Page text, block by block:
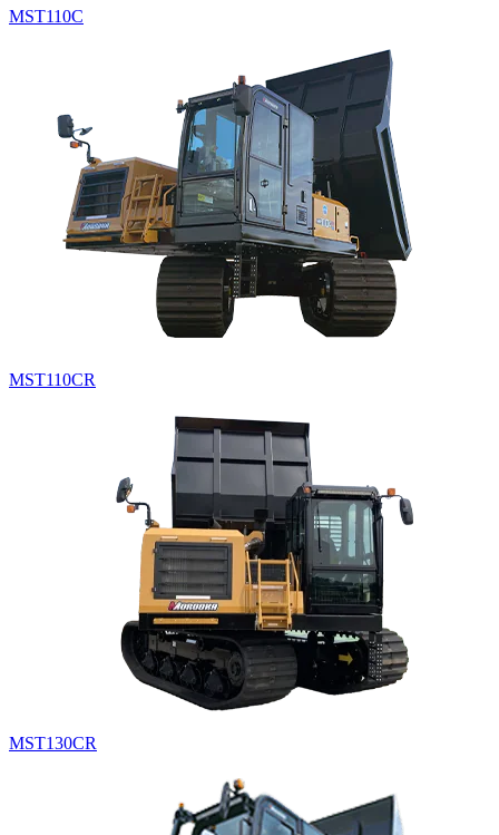
MST110C
MST110CR
MST130CR